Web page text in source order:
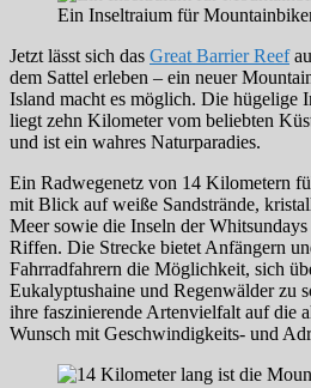
Ein Inseltraium für
Jetzt lässt sich das Great Barrier Reef
dem Sattel erleben – ein neuer
Island macht es möglich. Die hügelige
liegt zehn Kilometer vom beliebten
und ist ein wahres Naturparadies.
Ein Radwegenetz von 14 Kilometern
mit Blick auf weiße Sandstrände,
Meer sowie die Inseln der
Riffen. Die Strecke bietet Anfängern
Fahrradfahrern die Möglichkeit, sich
Eukalyptushaine und Regenwälder zu
ihre faszinierende Artenvielfalt auf die
Wunsch mit Geschwindigkeits- und